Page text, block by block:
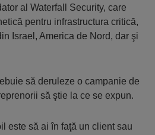
al Waterfall Security, care
pentru infrastructura critică,
Israel, America de Nord, dar şi
să deruleze o campanie de
să ştie la ce se expun.
este să ai în faţă un client sau